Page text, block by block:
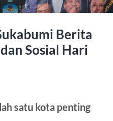
Berita
Sosial Hari
satu kota penting